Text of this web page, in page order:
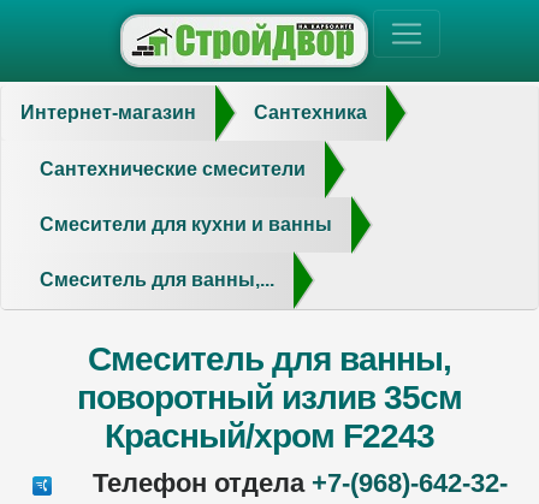
Интернет-магазин Сантехника
Сантехнические смесители
Смесители для кухни и ванны
Смеситель для ванны,...
Смеситель для ванны,
поворотный излив 35см
Красный/хром F2243
Телефон отдела +7-(968)-642-32-